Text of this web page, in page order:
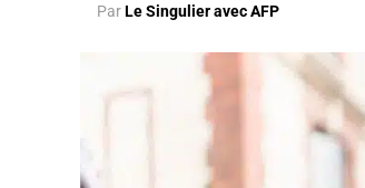
ParLe Singulier avec AFP